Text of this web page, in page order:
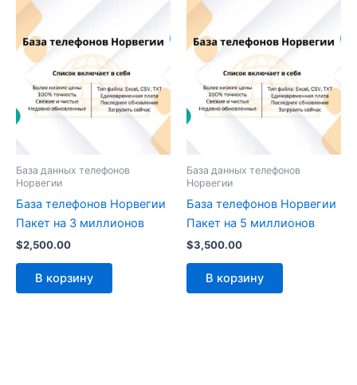
База данных телефонов
Норвегии
База телефонов Норвегии
Пакет на 3 миллионов
$2,500.00
В корзину
База данных телефонов
Норвегии
База телефонов Норвегии
Пакет на 5 миллионов
$3,500.00
В корзину